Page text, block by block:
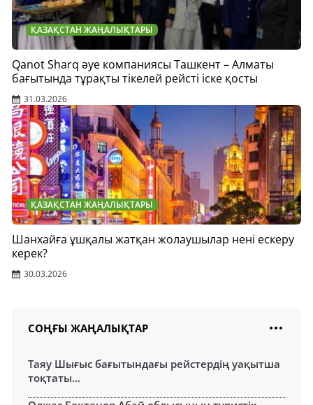
ҚАЗАҚСТАН ЖАҢАЛЫҚТАРЫ
Qanot Sharq әуе компаниясы Ташкент – Алматы
бағытында тұрақты тікелей рейсті іске қосты
31.03.2026
ҚАЗАҚСТАН ЖАҢАЛЫҚТАРЫ
Шанхайға ұшқалы жатқан жолаушылар нені ескеру
керек?
30.03.2026
СОҢҒЫ ЖАҢАЛЫҚТАР
Таяу Шығыс бағытындағы рейстердің уақытша
тоқтаты...